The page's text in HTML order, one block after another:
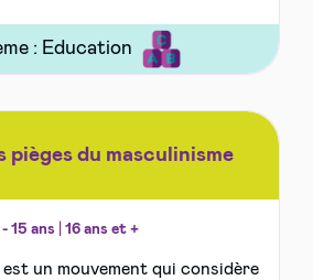
pièges du masculinisme
- 15 ans 16 ans et +
est un mouvement qui considère